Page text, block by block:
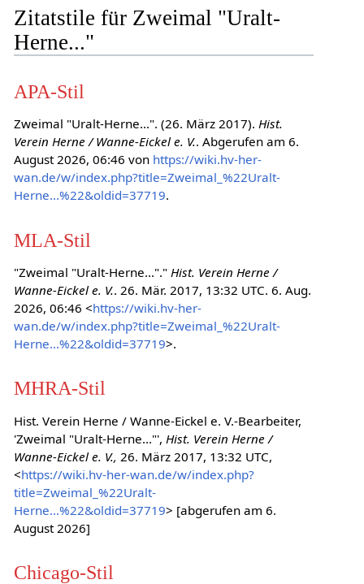
Zitatstile für Zweimal "Uralt-
Herne..."
APA-Stil
Zweimal "Uralt-Herne...". (26. März 2017). Hist.
Verein Herne / Wanne-Eickel e. V.. Abgerufen am 6.
August 2026, 06:46 von https://wiki.hv-her-
wan.de/w/index.php?title=Zweimal_%22Uralt-
Herne...%22&oldid=37719.
MLA-Stil
"Zweimal "Uralt-Herne..."." Hist. Verein Herne /
Wanne-Eickel e. V.. 26. Mär. 2017, 13:32 UTC. 6. Aug.
2026, 06:46 <https://wiki.hv-her-
wan.de/w/index.php?title=Zweimal_%22Uralt-
Herne...%22&oldid=37719>.
MHRA-Stil
Hist. Verein Herne / Wanne-Eickel e. V.-Bearbeiter,
'Zweimal "Uralt-Herne..."', Hist. Verein Herne /
Wanne-Eickel e. V., 26. März 2017, 13:32 UTC,
<https://wiki.hv-her-wan.de/w/index.php?
title=Zweimal_%22Uralt-
Herne...%22&oldid=37719> [abgerufen am 6.
August 2026]
Chicago-Stil